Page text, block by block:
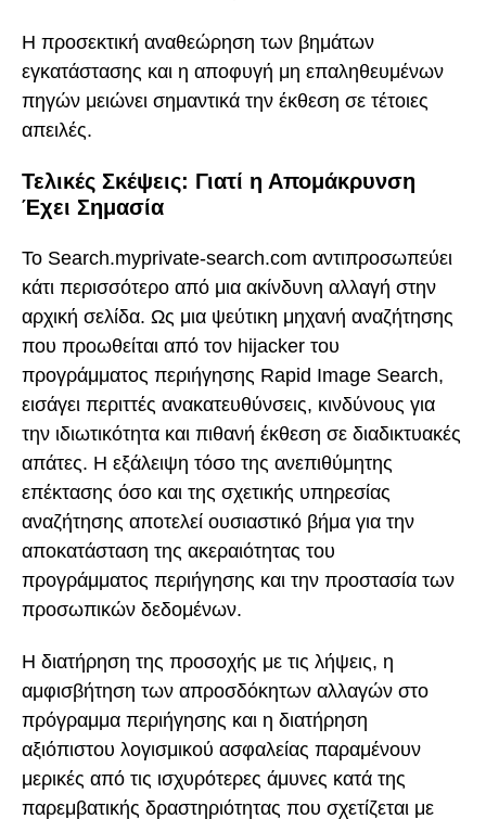
Η προσεκτική αναθεώρηση των βημάτων
εγκατάστασης και η αποφυγή μη επαληθευμένων
πηγών μειώνει σημαντικά την έκθεση σε τέτοιες
απειλές.
Τελικές Σκέψεις: Γιατί η Απομάκρυνση
Έχει Σημασία
Το Search.myprivate-search.com αντιπροσωπεύει
κάτι περισσότερο από μια ακίνδυνη αλλαγή στην
αρχική σελίδα. Ως μια ψεύτικη μηχανή αναζήτησης
που προωθείται από τον hijacker του
προγράμματος περιήγησης Rapid Image Search,
εισάγει περιττές ανακατευθύνσεις, κινδύνους για
την ιδιωτικότητα και πιθανή έκθεση σε διαδικτυακές
απάτες. Η εξάλειψη τόσο της ανεπιθύμητης
επέκτασης όσο και της σχετικής υπηρεσίας
αναζήτησης αποτελεί ουσιαστικό βήμα για την
αποκατάσταση της ακεραιότητας του
προγράμματος περιήγησης και την προστασία των
προσωπικών δεδομένων.
Η διατήρηση της προσοχής με τις λήψεις, η
αμφισβήτηση των απροσδόκητων αλλαγών στο
πρόγραμμα περιήγησης και η διατήρηση
αξιόπιστου λογισμικού ασφαλείας παραμένουν
μερικές από τις ισχυρότερες άμυνες κατά της
παρεμβατικής δραστηριότητας που σχετίζεται με